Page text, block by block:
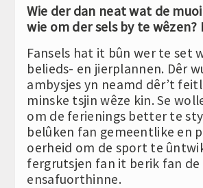
Wie der dan neat wat de
wie om der sels by te
Fansels hat it bûn wer te set
belieds- en jierplannen. Dêr
ambysjes yn neamd dêr’t
minske tsjin wêze kin. Se
om de ferienings better te
belûken fan gemeentlike en
oerheid om de sport te
fergrutsjen fan it berik fan
ensafuorthinne.